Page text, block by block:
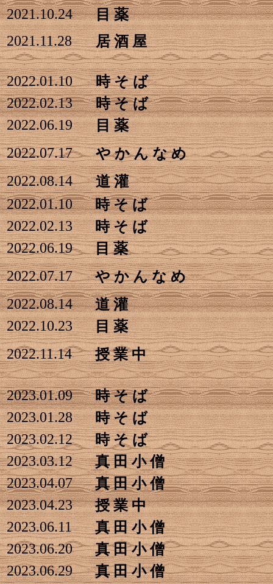
2021.10.24
目 薬
2021.11.28
居 酒 屋
2022.01.10
時 そ ば
2022.02.13
時 そ ば
2022.06.19
目 薬
2022.07.17
や か ん な め
2022.08.14
道 灌
2022.01.10
時 そ ば
2022.02.13
時 そ ば
2022.06.19
目 薬
2022.07.17
や か ん な め
2022.08.14
道 灌
2022.10.23
目 薬
2022.11.14
授 業 中
2023.01.09
時 そ ば
2023.01.28
時 そ ば
2023.02.12
時 そ ば
2023.03.12
真 田 小 僧
2023.04.07
真 田 小 僧
2023.04.23
授 業 中
2023.06.11
真 田 小 僧
2023.06.20
真 田 小 僧
2023.06.29
真 田 小 僧